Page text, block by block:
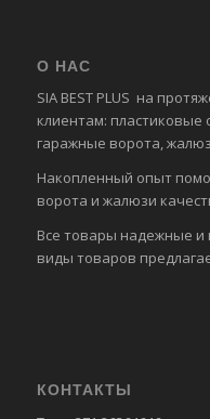
О НАС
SIA BEST PLUS на
клиентам: пластиковые
гаражные ворота,
Накопленный опыт
ворота и жалюзи
Все товары надежные и
виды товаров
КОНТАКТЫ